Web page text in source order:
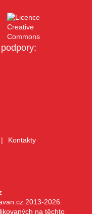
Kontakty
2013-2026.
na těchto